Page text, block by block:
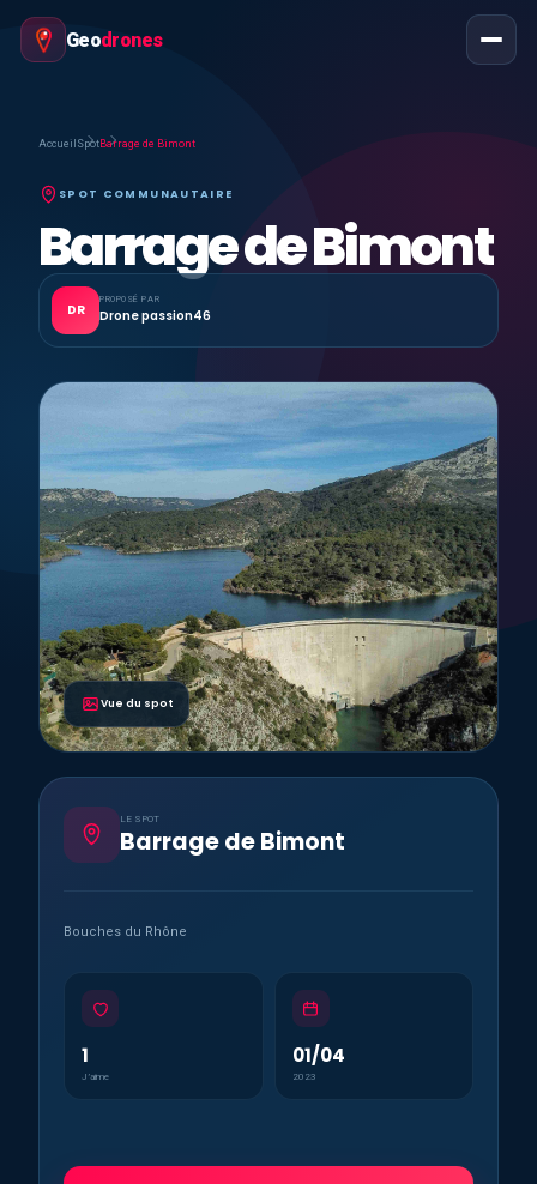
Geodrones
Accueil SpotBarrage de Bimont
SPOT COMMUNAUTAIRE
Barrage de Bimont
DR
PROPOSÉ PAR
Drone passion46
Vue du spot
LE SPOT
Barrage de Bimont
Bouches du Rhône
1
J’aime
01/04
2023